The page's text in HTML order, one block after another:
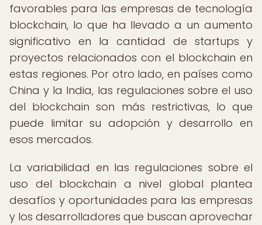
favorables para las empresas de tecnología
blockchain, lo que ha llevado a un aumento
significativo en la cantidad de startups y
proyectos relacionados con el blockchain en
estas regiones. Por otro lado, en países como
China y la India, las regulaciones sobre el uso
del blockchain son más restrictivas, lo que
puede limitar su adopción y desarrollo en
esos mercados.
La variabilidad en las regulaciones sobre el
uso del blockchain a nivel global plantea
desafíos y oportunidades para las empresas
y los desarrolladores que buscan aprovechar